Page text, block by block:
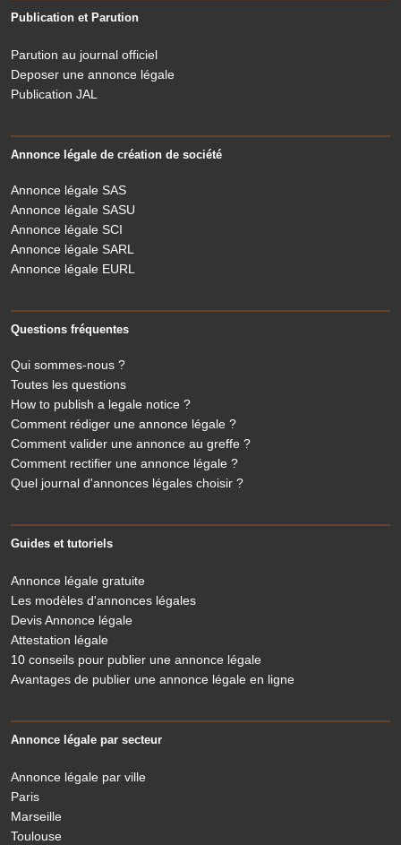
Publication et Parution
Parution au journal officiel
Deposer une annonce légale
Publication JAL
Annonce légale de création de société
Annonce légale SAS
Annonce légale SASU
Annonce légale SCI
Annonce légale SARL
Annonce légale EURL
Questions fréquentes
Qui sommes-nous ?
Toutes les questions
How to publish a legale notice ?
Comment rédiger une annonce légale ?
Comment valider une annonce au greffe ?
Comment rectifier une annonce légale ?
Quel journal d'annonces légales choisir ?
Guides et tutoriels
Annonce légale gratuite
Les modèles d'annonces légales
Devis Annonce légale
Attestation légale
10 conseils pour publier une annonce légale
Avantages de publier une annonce légale en ligne
Annonce légale par secteur
Annonce légale par ville
Paris
Marseille
Toulouse